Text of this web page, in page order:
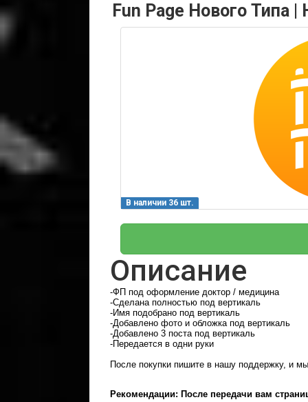
Fun Page Нового Типа
В наличии 36 шт.
Описание
-ФП под оформление доктор / медицина
-Сделана полностью под вертикаль
-Имя подобрано под вертикаль
-Добавлено фото и обложка под вертикаль
-Добавлено 3 поста под вертикаль
-Передается в одни руки
После покупки пишите в нашу поддержку, и
Рекомендации: После передачи вам